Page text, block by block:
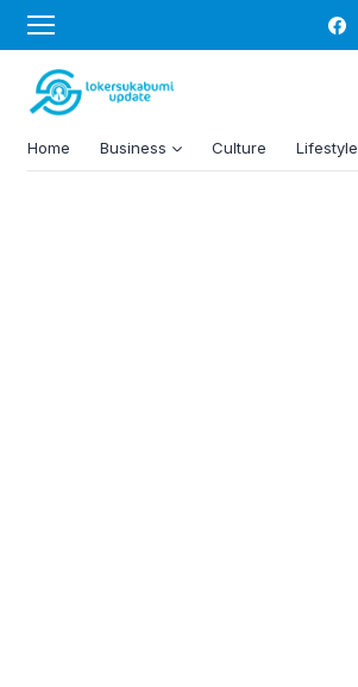
Home Business Culture Lifestyle